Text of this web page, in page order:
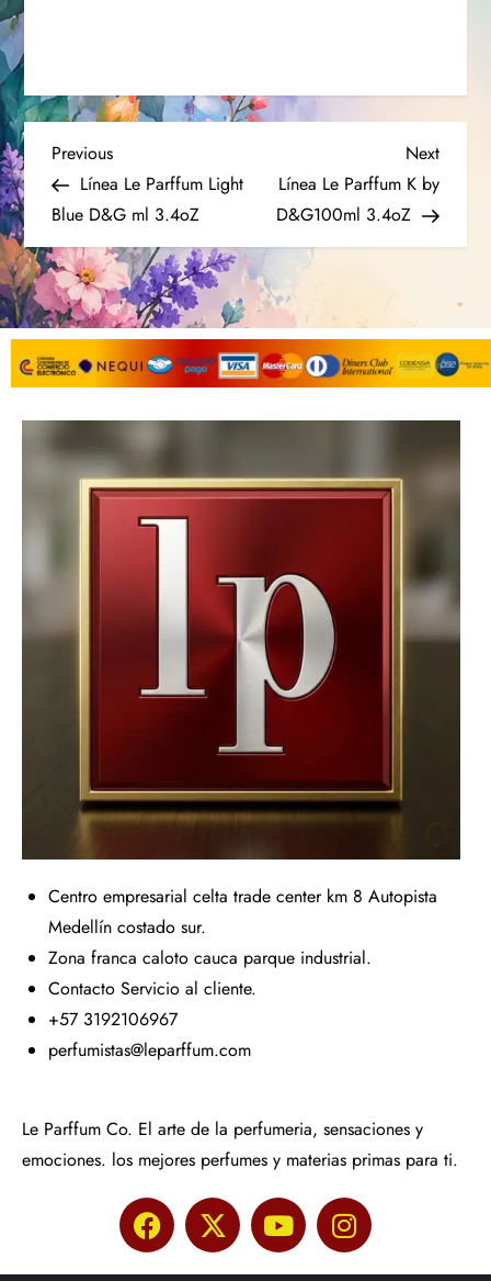
Previous
Línea Le Parffum Light
Blue D&G ml 3.4oZ
Next
Línea Le Parffum K by
D&G100ml 3.4oZ
Centro empresarial celta trade center km 8 Autopista
Medellín costado sur.
Zona franca caloto cauca parque industrial.
Contacto Servicio al cliente.
+57 3192106967
perfumistas@leparffum.com
Le Parffum Co. El arte de la perfumeria, sensaciones y
emociones. los mejores perfumes y materias primas para ti.